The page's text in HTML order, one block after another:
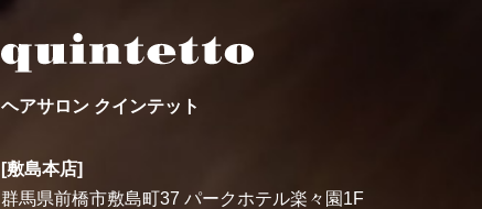
ヘアサロン クインテット
[敷島本店]
群馬県前橋市敷島町37 パークホテル楽々園1F